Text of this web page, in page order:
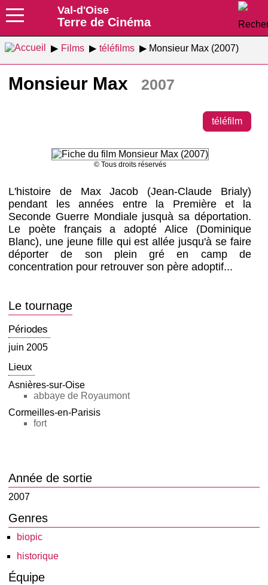
Val-d'Oise
Terre de Cinéma
Films téléfilms Monsieur Max (2007)
Monsieur Max 2007
téléfilm
© Tous droits réservés
L'histoire de Max Jacob (Jean-Claude Brialy)
pendant les années entre la Première et la
Seconde Guerre Mondiale jusquà sa déportation.
Le poète français a adopté Alice (Dominique
Blanc), une jeune fille qui est allée jusqu'à se faire
déporter de son plein gré en camp de
concentration pour retrouver son père adoptif...
Le tournage
Périodes
juin 2005
Lieux
Asnières-sur-Oise
abbaye de Royaumont
Cormeilles-en-Parisis
fort
Année de sortie
2007
Genres
biopic
historique
Équipe